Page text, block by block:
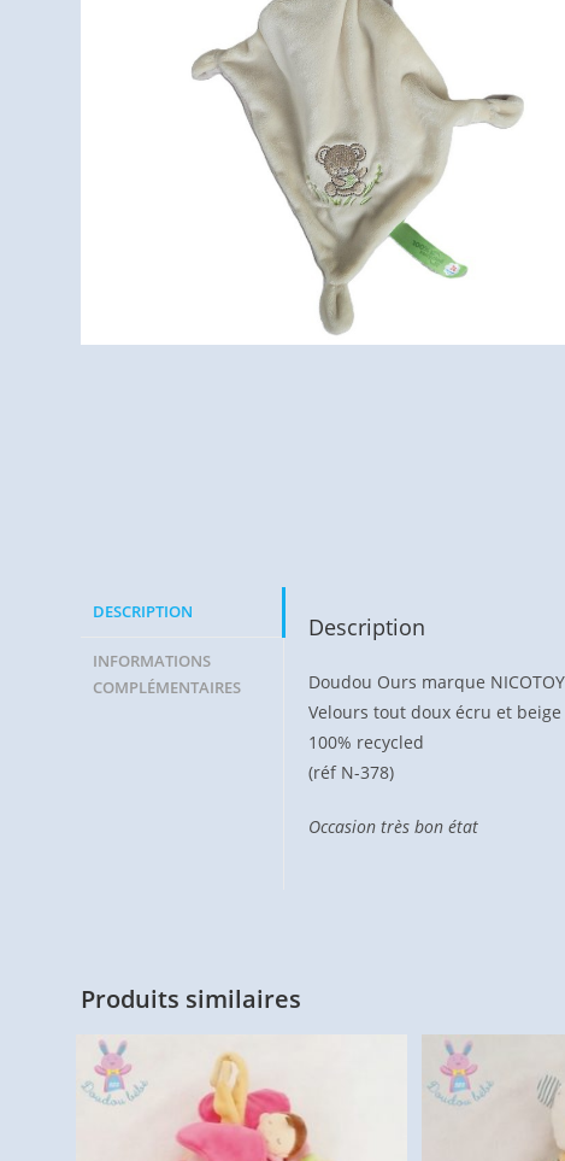
DESCRIPTION
INFORMATIONS
COMPLÉMENTAIRES
Description
Doudou Ours marque NICOTOY
Velours tout doux écru et
100% recycled
(réf N-378)
Occasion très bon état
Produits similaires